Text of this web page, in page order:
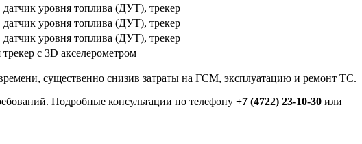
датчик уровня топлива (ДУТ), трекер
датчик уровня топлива (ДУТ), трекер
датчик уровня топлива (ДУТ), трекер
трекер с 3D акселерометром
времени, существенно снизив затраты на ГСМ, эксплуатацию и ремонт ТС.
Подробные консультации по телефону +7 (4722) 23-10-30 или